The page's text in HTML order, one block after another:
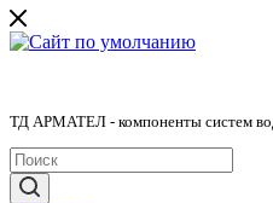
ТД АРМАТЕЛ - компоненты систем